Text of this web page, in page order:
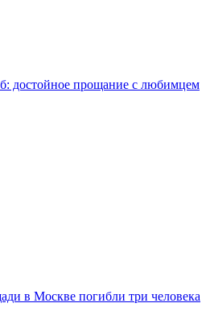
достойное прощание с любимцем
в Москве погибли три человека